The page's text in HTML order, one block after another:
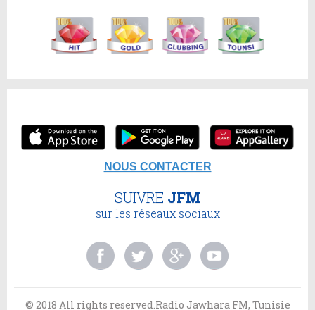
NOUS CONTACTER
SUIVRE JFM
sur les réseaux sociaux
© 2018 All rights reserved.Radio Jawhara FM, Tunisie